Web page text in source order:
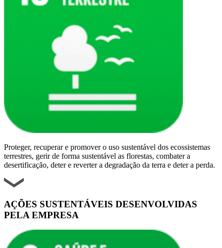
Proteger, recuperar e promover o uso sustentável dos ecossistemas
terrestres, gerir de forma sustentável as florestas, combater a
desertificação, deter e reverter a degradação da terra e deter a perda.
AÇÕES SUSTENTÁVEIS DESENVOLVIDAS
PELA EMPRESA